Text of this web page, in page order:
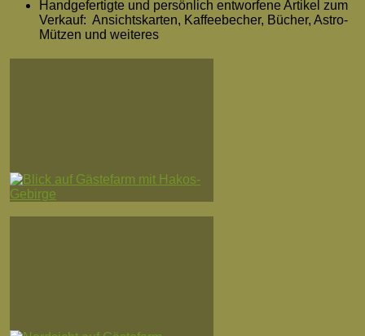
Handgefertigte und persönlich entworfene Artikel zum
Verkauf: Ansichtskarten, Kaffeebecher, Bücher, Astro-
Mützen und weiteres